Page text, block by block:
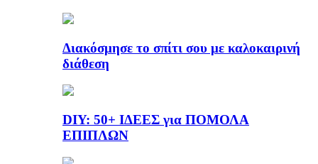
Διακόσμησε το σπίτι σου με καλοκαιρινή
διάθεση
DIY: 50+ ΙΔΕΕΣ για ΠΟΜΟΛΑ
ΕΠΙΠΛΩΝ